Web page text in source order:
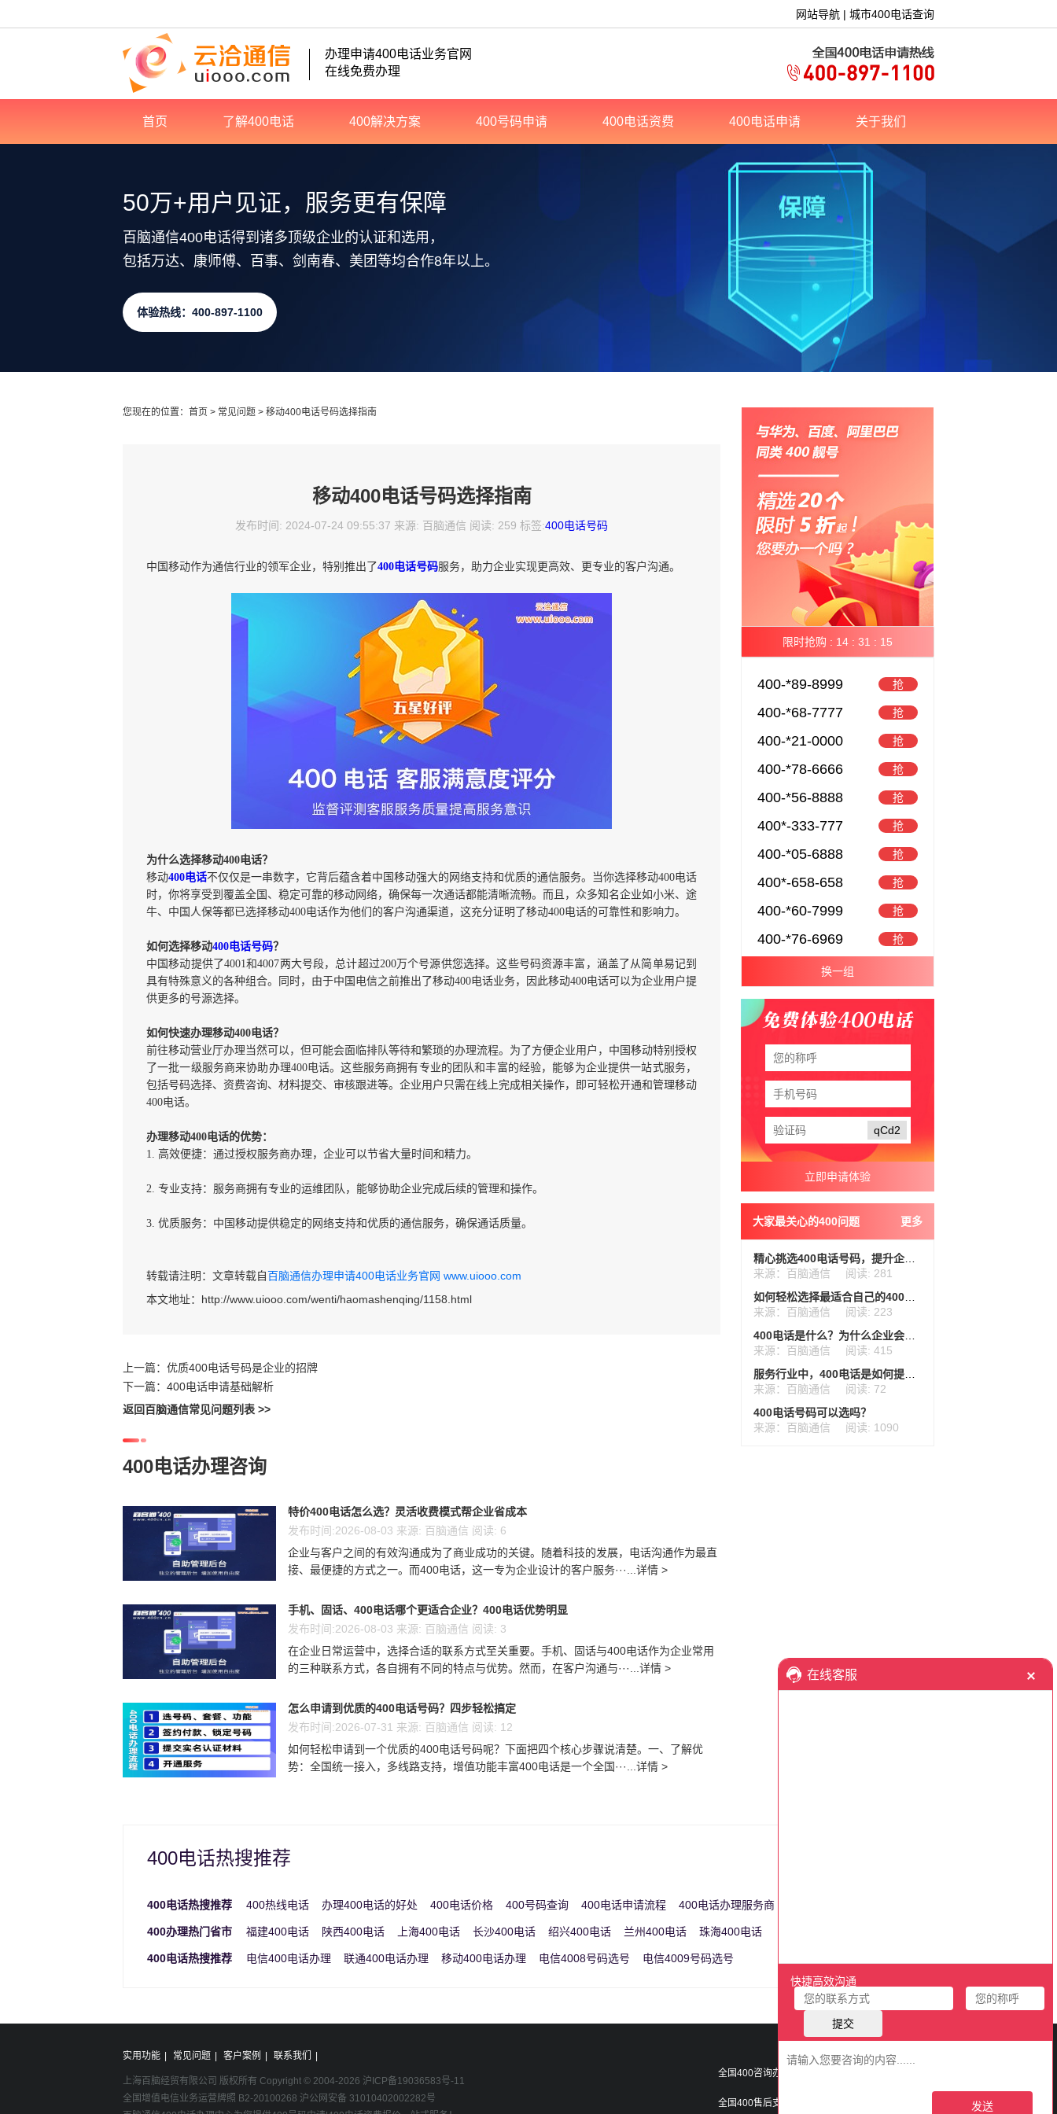
网站导航 | 城市400电话查询
办理申请400电话业务官网
在线免费办理
首页 了解400电话 400解决方案 400号码申请 400电话资费 400电话申请 关于我们
50万+用户见证，服务更有保障
百脑通信400电话得到诸多顶级企业的认证和选用，
包括万达、康师傅、百事、剑南春、美团等均合作8年以上。
体验热线：400-897-1100
您现在的位置： 首页 > 常见问题 > 移动400电话号码选择指南
移动400电话号码选择指南
发布时间: 2024-07-24 09:55:37 来源: 百脑通信 阅读: 259 标签:400电话号码
中国移动作为通信行业的领军企业，特别推出了400电话号码服务，助力企业实现更高效、更专业的客户沟通。
为什么选择移动400电话？
移动400电话不仅仅是一串数字，它背后蕴含着中国移动强大的网络支持和优质的通信服务。当你选择移动400电话
时，你将享受到覆盖全国、稳定可靠的移动网络，确保每一次通话都能清晰流畅。而且，众多知名企业如小米、途
牛、中国人保等都已选择移动400电话作为他们的客户沟通渠道，这充分证明了移动400电话的可靠性和影响力。
如何选择移动400电话号码？
中国移动提供了4001和4007两大号段，总计超过200万个号源供您选择。这些号码资源丰富，涵盖了从简单易记到
具有特殊意义的各种组合。同时，由于中国电信之前推出了移动400电话业务，因此移动400电话可以为企业用户提
供更多的号源选择。
如何快速办理移动400电话？
前往移动营业厅办理当然可以，但可能会面临排队等待和繁琐的办理流程。为了方便企业用户，中国移动特别授权
了一批一级服务商来协助办理400电话。这些服务商拥有专业的团队和丰富的经验，能够为企业提供一站式服务，
包括号码选择、资费咨询、材料提交、审核跟进等。企业用户只需在线上完成相关操作，即可轻松开通和管理移动
400电话。
办理移动400电话的优势：
1. 高效便捷：通过授权服务商办理，企业可以节省大量时间和精力。
2. 专业支持：服务商拥有专业的运维团队，能够协助企业完成后续的管理和操作。
3. 优质服务：中国移动提供稳定的网络支持和优质的通信服务，确保通话质量。
转载请注明：文章转载自百脑通信办理申请400电话业务官网 www.uiooo.com
本文地址： http://www.uiooo.com/wenti/haomashenqing/1158.html
上一篇： 优质400电话号码是企业的招牌
下一篇： 400电话申请基础解析
返回百脑通信常见问题列表 >>
400电话办理咨询
特价400电话怎么选？灵活收费模式帮企业省成本
发布时间:2026-08-03 来源: 百脑通信 阅读: 6
企业与客户之间的有效沟通成为了商业成功的关键。随着科技的发展，电话沟通作为最直
接、最便捷的方式之一。而400电话，这一专为企业设计的客户服务···...详情 >
手机、固话、400电话哪个更适合企业？400电话优势明显
发布时间:2026-08-03 来源: 百脑通信 阅读: 3
在企业日常运营中，选择合适的联系方式至关重要。手机、固话与400电话作为企业常用
的三种联系方式，各自拥有不同的特点与优势。然而，在客户沟通与···...详情 >
怎么申请到优质的400电话号码？四步轻松搞定
发布时间:2026-07-31 来源: 百脑通信 阅读: 12
如何轻松申请到一个优质的400电话号码呢？下面把四个核心步骤说清楚。一、了解优
势：全国统一接入，多线路支持，增值功能丰富400电话是一个全国···...详情 >
限时抢购 : 14 : 31 : 15
400-*89-8999 抢
400-*68-7777 抢
400-*21-0000 抢
400-*78-6666 抢
400-*56-8888 抢
400*-333-777 抢
400-*05-6888 抢
400*-658-658 抢
400-*60-7999 抢
400-*76-6969 抢
换一组
qCd2
大家最关心的400问题 更多
精心挑选400电话号码，提升企业形象
来源：百脑通信
阅读: 281
来源：百脑通信
阅读: 223
来源：百脑通信
阅读: 415
来源：百脑通信
阅读: 72
400电话号码可以选吗？
来源：百脑通信
阅读: 1090
400电话热搜推荐
400电话热搜推荐 400热线电话 办理400电话的好处 400电话价格 400号码查询 400电话申请流程 400电话办理服务商
400办理热门省市 福建400电话 陕西400电话 上海400电话 长沙400电话 绍兴400电话 兰州400电话 珠海400电话
400电话热搜推荐 电信400电话办理 联通400电话办理 移动400电话办理 电信4008号码选号 电信4009号码选号
实用功能 常见问题 客户案例 联系我们
上海百脑经贸有限公司 版权所有 Copyright © 2004-2026 沪ICP备19036583号-11
全国增值电信业务运营牌照 B2-20100268 沪公网安备 31010402002282号
全国400咨询办理热线： 400-897-1100
全国400售后支撑热线：